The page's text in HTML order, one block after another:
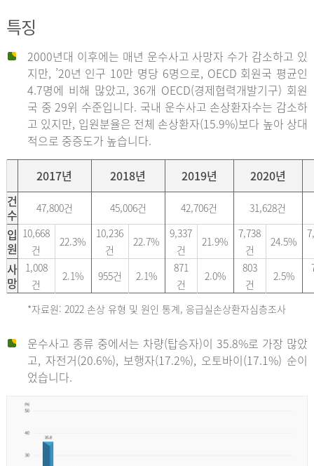
특징
2000년대 이후에는 매년 운수사고 사망자 수가 감소하고 있
지만, ’20년 인구 10만 명당 6명으로, OECD 회원국 평균인
4.7명에 비해 많았고, 36개 OECD(경제협력개발기구) 회원
국 중 29위 수준입니다. 국내 운수사고 손상환자수는 감소하
고 있지만, 입원분율은 전체 손상환자(15.9%)보다 높아 상대
적으로 중증도가 높습니다.
2017년 2018년 2019년
2020년
건
수
47,800건 45,006건 42,706건 31,628건
입
원
10,668
건
22.3%
10,236
건
22.7%
9,337
건
21.9%
7,738
건
24.5%
사
망
1,008
건
2.1% 955건 2.1%
871
건
2.0%
803
건
2.5%
*자료원: 2022 손상 유형 및 원인 통계, 응급실손상환자심층조사
운수사고 종류 중에서는 차량(탑승자)이 35.8%로 가장 많았
고, 자전거(20.6%), 보행자(17.2%), 오토바이(17.1%) 순이
었습니다.